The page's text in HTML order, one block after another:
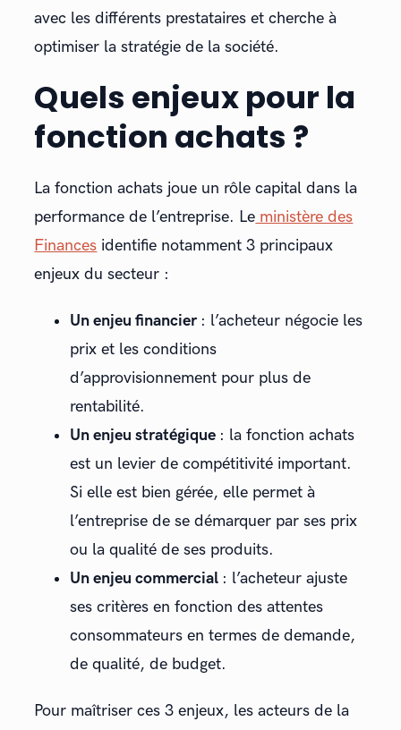
avec les différents prestataires et cherche à
optimiser la stratégie de la société.
Quels enjeux pour la
fonction achats ?
La fonction achats joue un rôle capital dans la
performance de l’entreprise. Le ministère des
Finances identifie notamment 3 principaux
enjeux du secteur :
Un enjeu financier : l’acheteur négocie les
prix et les conditions
d’approvisionnement pour plus de
rentabilité.
Un enjeu stratégique : la fonction achats
est un levier de compétitivité important.
Si elle est bien gérée, elle permet à
l’entreprise de se démarquer par ses prix
ou la qualité de ses produits.
Un enjeu commercial : l’acheteur ajuste
ses critères en fonction des attentes
consommateurs en termes de demande,
de qualité, de budget.
Pour maîtriser ces 3 enjeux, les acteurs de la